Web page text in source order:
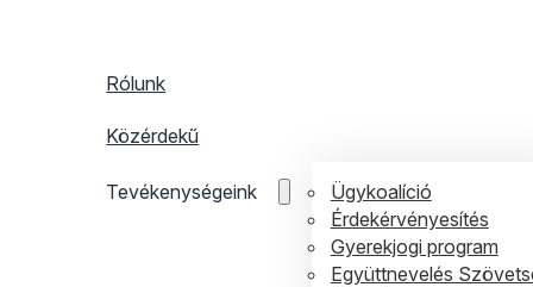
Rólunk
Közérdekű
Tevékenységeink
Ügykoalíció
Érdekérvényesítés
Gyerekjogi program
Együttnevelés